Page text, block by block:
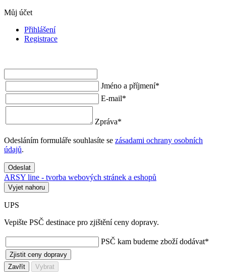
Můj účet
Přihlášení
Registrace
Jméno a příjmení*
E-mail*
Zpráva*
Odesláním formuláře souhlasíte se zásadami ochrany osobních
údajů.
Odeslat
ARSY line - tvorba webových stránek a eshopů
Vyjet nahoru
UPS
Vepište PSČ destinace pro zjištění ceny dopravy.
PSČ kam budeme zboží dodávat*
Zjistit ceny dopravy
Zavřít
Vybrat